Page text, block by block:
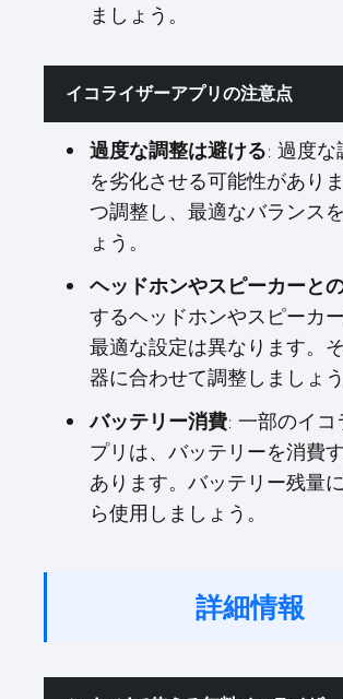
ましょう。
イコライザーアプリの注意点
過度な調整は避ける: 過度
を劣化させる可能性があり
つ調整し、最適なバランス
ょう。
ヘッドホンやスピーカーと
するヘッドホンやスピーカー
最適な設定は異なります。
器に合わせて調整しましょう
バッテリー消費: 一部のイ
プリは、バッテリーを消費
あります。バッテリー残量
ら使用しましょう。
詳細情報